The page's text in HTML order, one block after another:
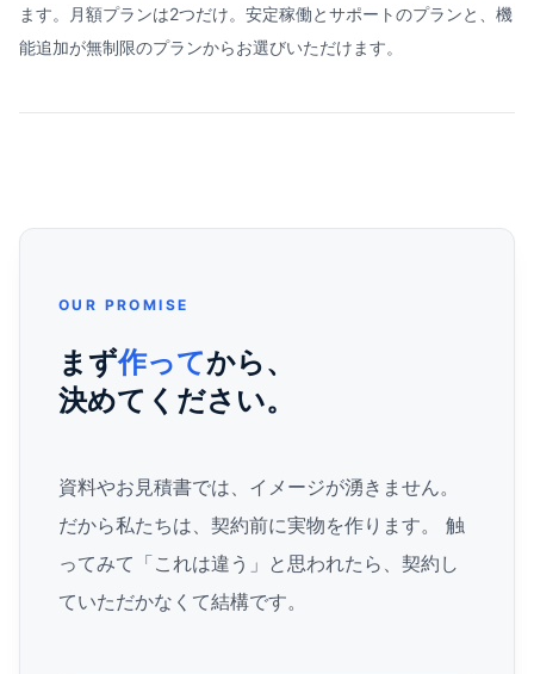
ます。月額プランは2つだけ。安定稼働とサポートのプランと、機
能追加が無制限のプランからお選びいただけます。
OUR PROMISE
まず作ってから、
決めてください。
資料やお見積書では、イメージが湧きません。
だから私たちは、契約前に実物を作ります。 触
ってみて「これは違う」と思われたら、契約し
ていただかなくて結構です。